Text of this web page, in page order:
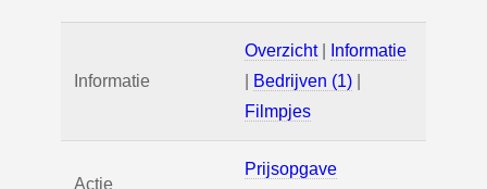
Informatie
Overzicht|
Informatie
Bedrijven (1)
Filmpjes
Actie
Prijsopgave